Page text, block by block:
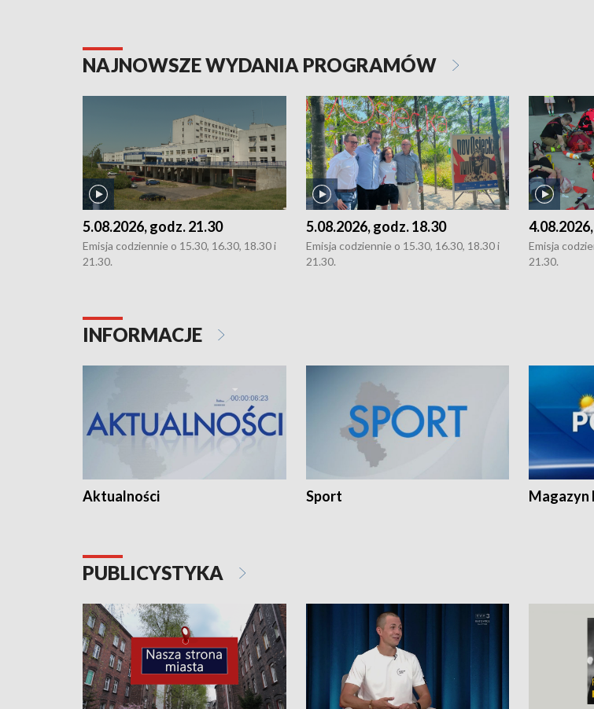
NAJNOWSZE WYDANIA PROGRAMÓW
5.08.2026, godz. 21.30
Emisja codziennie o 15.30, 16.30, 18.30 i
21.30.
5.08.2026, godz. 18.30
Emisja codziennie o 15.30, 16.30, 18.30 i
21.30.
Emisja
21.30.
INFORMACJE
Aktualności Sport Magazyn
PUBLICYSTYKA